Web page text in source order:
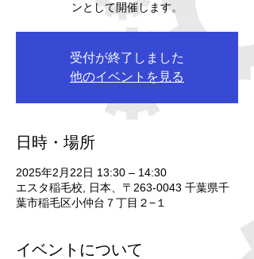
ンとして開催します。
受付が終了しました
他のイベントを見る
日時・場所
2025年2月22日 13:30 – 14:30
エスタ稲毛校, 日本、〒263-0043 千葉県千
葉市稲毛区小仲台７丁目２−１
イベントについて